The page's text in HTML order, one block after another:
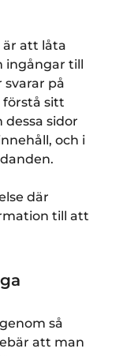
att låta
ingångar till
på
förstå sitt
dessa sidor
och i
där
till att
så
att man